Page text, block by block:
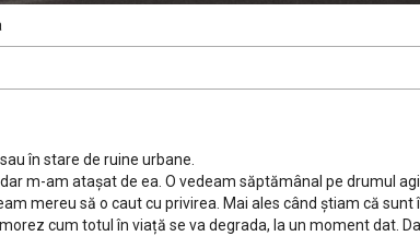
în stare de ruine urbane.
m-am atașat de ea. O vedeam săptămânal pe drumul
mereu să o caut cu privirea. Mai ales când știam că
cum totul în viață se va degrada, la un moment dat.